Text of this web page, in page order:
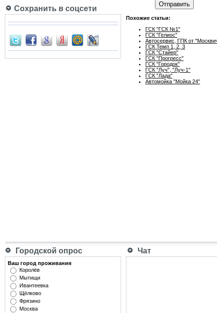
Сохранить в соцсети
Отправить
Похожие статьи:
ГСК "ГСК №1"
ГСК "Гелиос"
Автосервис, ГПК от
ГСК Темп 1, 2, 3
ГСК "Стайер"
ГСК "Прогресс"
ГСК "Городок"
ГСК "Луч", "Луч-1"
ГСК "Лада"
Автомойка "Мойка 24"
Городской опрос Чат
Ваш город проживания
Королёв
Мытищи
Ивантеевка
Щёлково
Фрязино
Москва